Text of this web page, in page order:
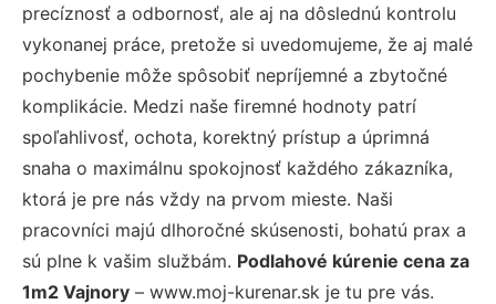
precíznosť a odbornosť, ale aj na dôslednú kontrolu
vykonanej práce, pretože si uvedomujeme, že aj malé
pochybenie môže spôsobiť nepríjemné a zbytočné
komplikácie. Medzi naše firemné hodnoty patrí
spoľahlivosť, ochota, korektný prístup a úprimná
snaha o maximálnu spokojnosť každého zákazníka,
ktorá je pre nás vždy na prvom mieste. Naši
pracovníci majú dlhoročné skúsenosti, bohatú prax a
sú plne k vašim službám. Podlahové kúrenie cena za
1m2 Vajnory – www.moj-kurenar.sk je tu pre vás.